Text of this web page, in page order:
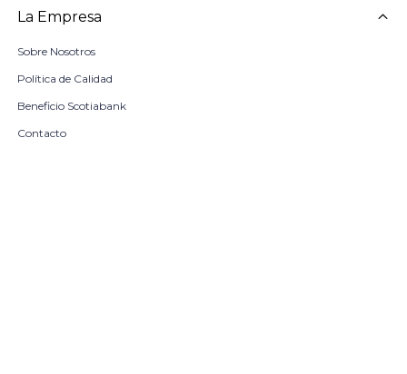
La Empresa
Sobre Nosotros
Política de Calidad
Beneficio Scotiabank
Contacto